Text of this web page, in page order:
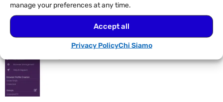
manage your preferences at any time.
Accept all
Privacy PolicyChi Siamo
sul pulsante “Nuovo profilo”.